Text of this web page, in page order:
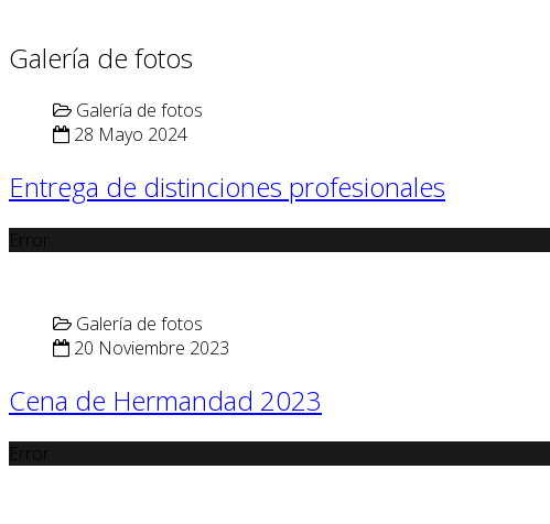
Galería de fotos
Galería de fotos
28 Mayo 2024
Entrega de distinciones profesionales
Galería de fotos
20 Noviembre 2023
Cena de Hermandad 2023